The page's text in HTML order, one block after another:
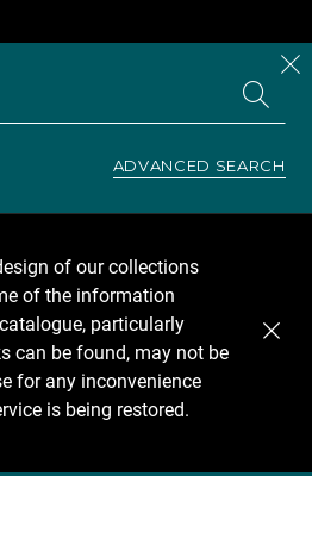
ADVANCED SEARCH
of our collections
of the information
particularly
can be found, may not be
for any inconvenience
is being restored.